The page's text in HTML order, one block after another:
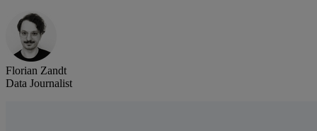
Florian Zandt
Data Journalist